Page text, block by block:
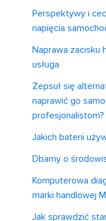
Perspektywy i
napięcia
Naprawa zacisku
usługa
Zepsuł się
naprawić go
profesjonalistom?
Jakich baterii
Dbamy o
Komputerowa
marki handlowej
Jak sprawdzić